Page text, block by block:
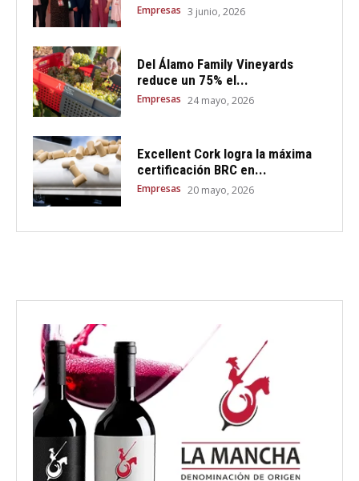
Empresas 3 junio, 2026
Del Álamo Family Vineyards
reduce un 75% el...
Empresas 24 mayo, 2026
Excellent Cork logra la máxima
certificación BRC en...
Empresas 20 mayo, 2026